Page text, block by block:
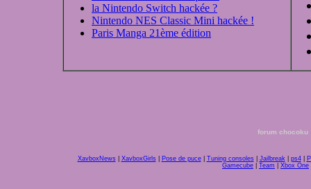
la Nintendo Switch hackée ?
Nintendo NES Classic Mini hackée !
Paris Manga 21ème édition
forum chocoku
XavboxNews XavboxGirls Pose de puce| Tuning consoles Jailbreak ps4|
Gamecube
Team Xbox One